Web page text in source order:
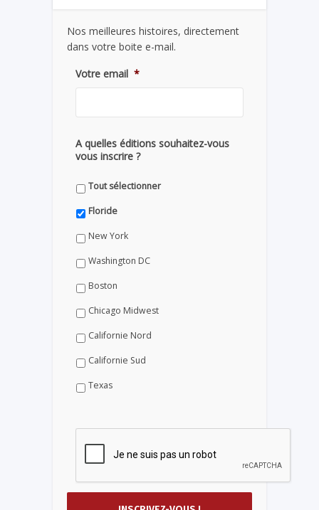
Nos meilleures histoires, directement
dans votre boite e-mail.
Votre email *
A quelles éditions souhaitez-vous
vous inscrire ?
Tout sélectionner
Floride
New York
Washington DC
Boston
Chicago Midwest
Californie Nord
Californie Sud
Texas